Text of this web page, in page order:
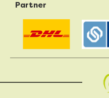
Partner